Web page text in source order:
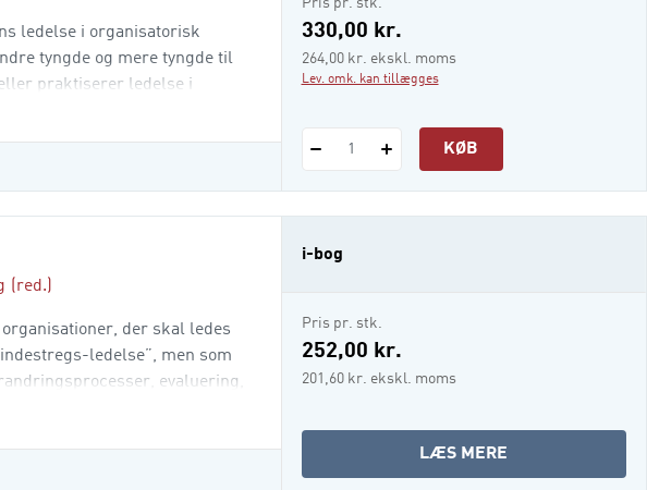
ledelse i organisatorisk
tyngde og mere tyngde til
praktiserer ledelse i
Pris pr. stk.
330,00 kr.
264,00 kr. ekskl. moms
Lev. omk. kan tillægges
1 KØB
(red.)
der skal ledes
ledelse”, men som
evaluering,
i-bog
Pris pr. stk.
252,00 kr.
201,60 kr. ekskl. moms
LÆS MERE
LEDELSE